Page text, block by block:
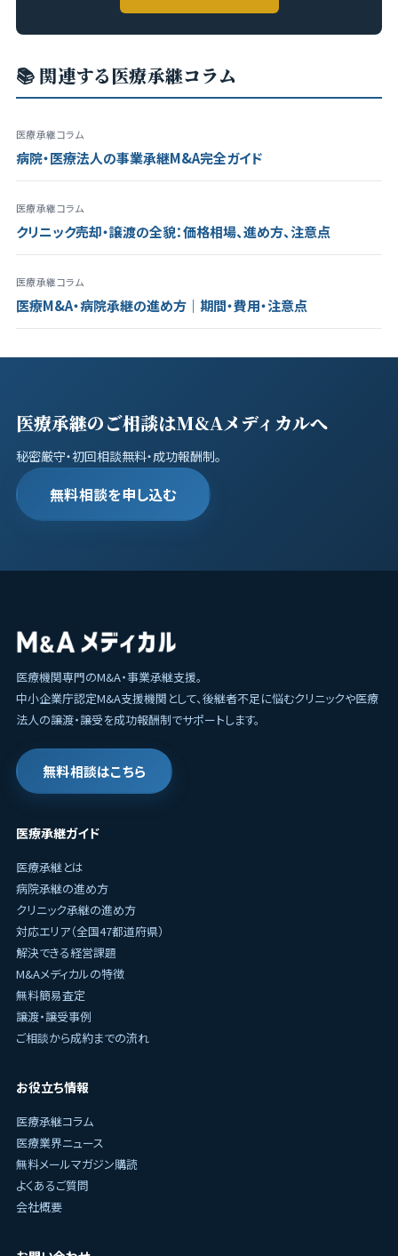
📚 関連する医療承継コラム
医療承継コラム
病院・医療法人の事業承継M&A完全ガイド
医療承継コラム
クリニック売却・譲渡の全貌：価格相場、進め方、注意点
医療承継コラム
医療M&A・病院承継の進め方｜期間・費用・注意点
医療承継のご相談はM&Aメディカルへ
秘密厳守・初回相談無料・成功報酬制。
無料相談を申し込む
医療機関専門のM&A・事業承継支援。
中小企業庁認定M&A支援機関として、後継者不足に悩むクリニックや医療
法人の譲渡・譲受を成功報酬制でサポートします。
無料相談はこちら
医療承継ガイド
医療承継とは
病院承継の進め方
クリニック承継の進め方
対応エリア（全国47都道府県）
解決できる経営課題
M&Aメディカルの特徴
無料簡易査定
譲渡・譲受事例
ご相談から成約までの流れ
お役立ち情報
医療承継コラム
医療業界ニュース
無料メールマガジン購読
よくあるご質問
会社概要